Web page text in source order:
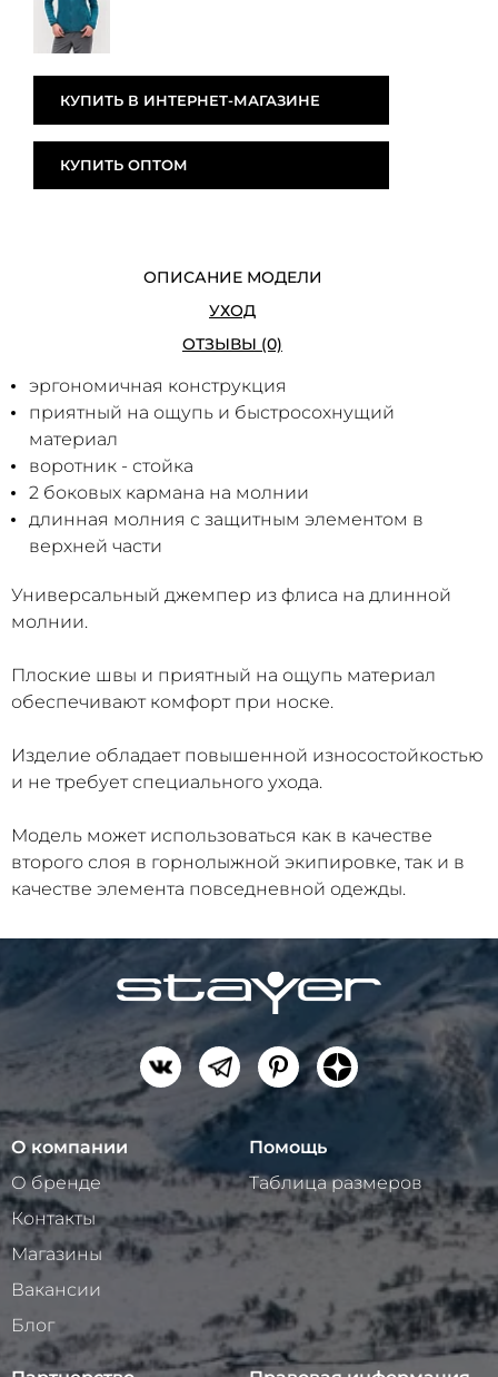
КУПИТЬ В ИНТЕРНЕТ-МАГАЗИНЕ
КУПИТЬ ОПТОМ
ОПИСАНИЕ МОДЕЛИ
УХОД
ОТЗЫВЫ (0)
эргономичная конструкция
приятный на ощупь и быстросохнущий
материал
воротник - стойка
2 боковых кармана на молнии
длинная молния с защитным элементом в
верхней части
Универсальный джемпер из флиса на длинной
молнии.
Плоские швы и приятный на ощупь материал
обеспечивают комфорт при носке.
Изделие обладает повышенной износостойкостью
и не требует специального ухода.
Модель может использоваться как в качестве
второго слоя в горнолыжной экипировке, так и в
качестве элемента повседневной одежды.
О компании
О бренде
Контакты
Магазины
Вакансии
Блог
Помощь
Таблица размеров